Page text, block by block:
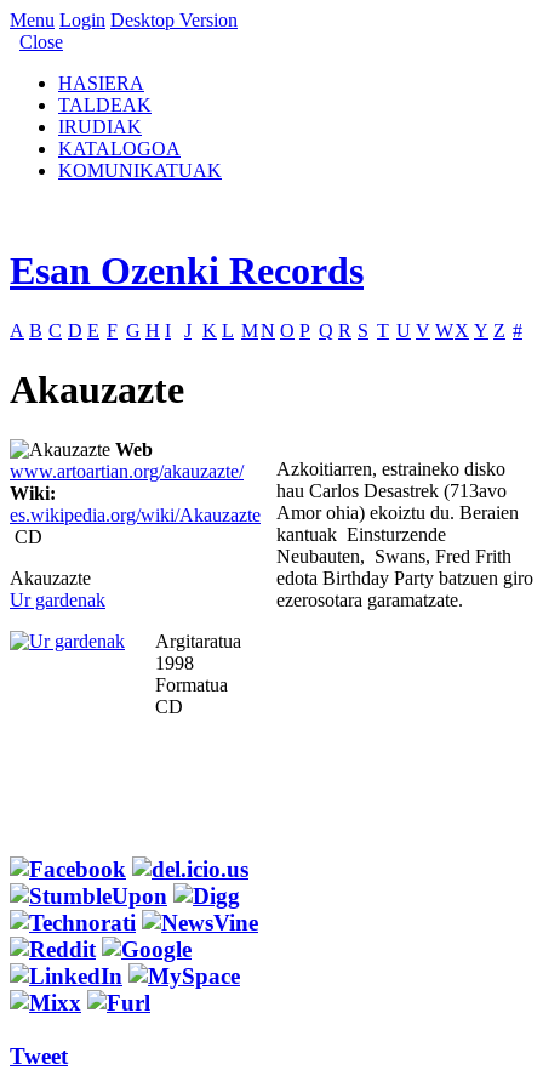
Menu Login Desktop Version
Close
HASIERA
TALDEAK
IRUDIAK
KATALOGOA
KOMUNIKATUAK
Esan Ozenki Records
A B C D E F G H I J K L MN O P Q R S T U V WX Y Z #
Akauzazte
Web
www.artoartian.org/akauzazte/
Wiki:
es.wikipedia.org/wiki/Akauzazte
CD
Akauzazte
Ur gardenak
Argitaratua
1998
Formatua
CD
Tweet
Azkoitiarren, estraineko disko
hau Carlos Desastrek (713avo
Amor ohia) ekoiztu du. Beraien
kantuak Einsturzende
Neubauten, Swans, Fred Frith
edota Birthday Party batzuen giro
ezerosotara garamatzate.